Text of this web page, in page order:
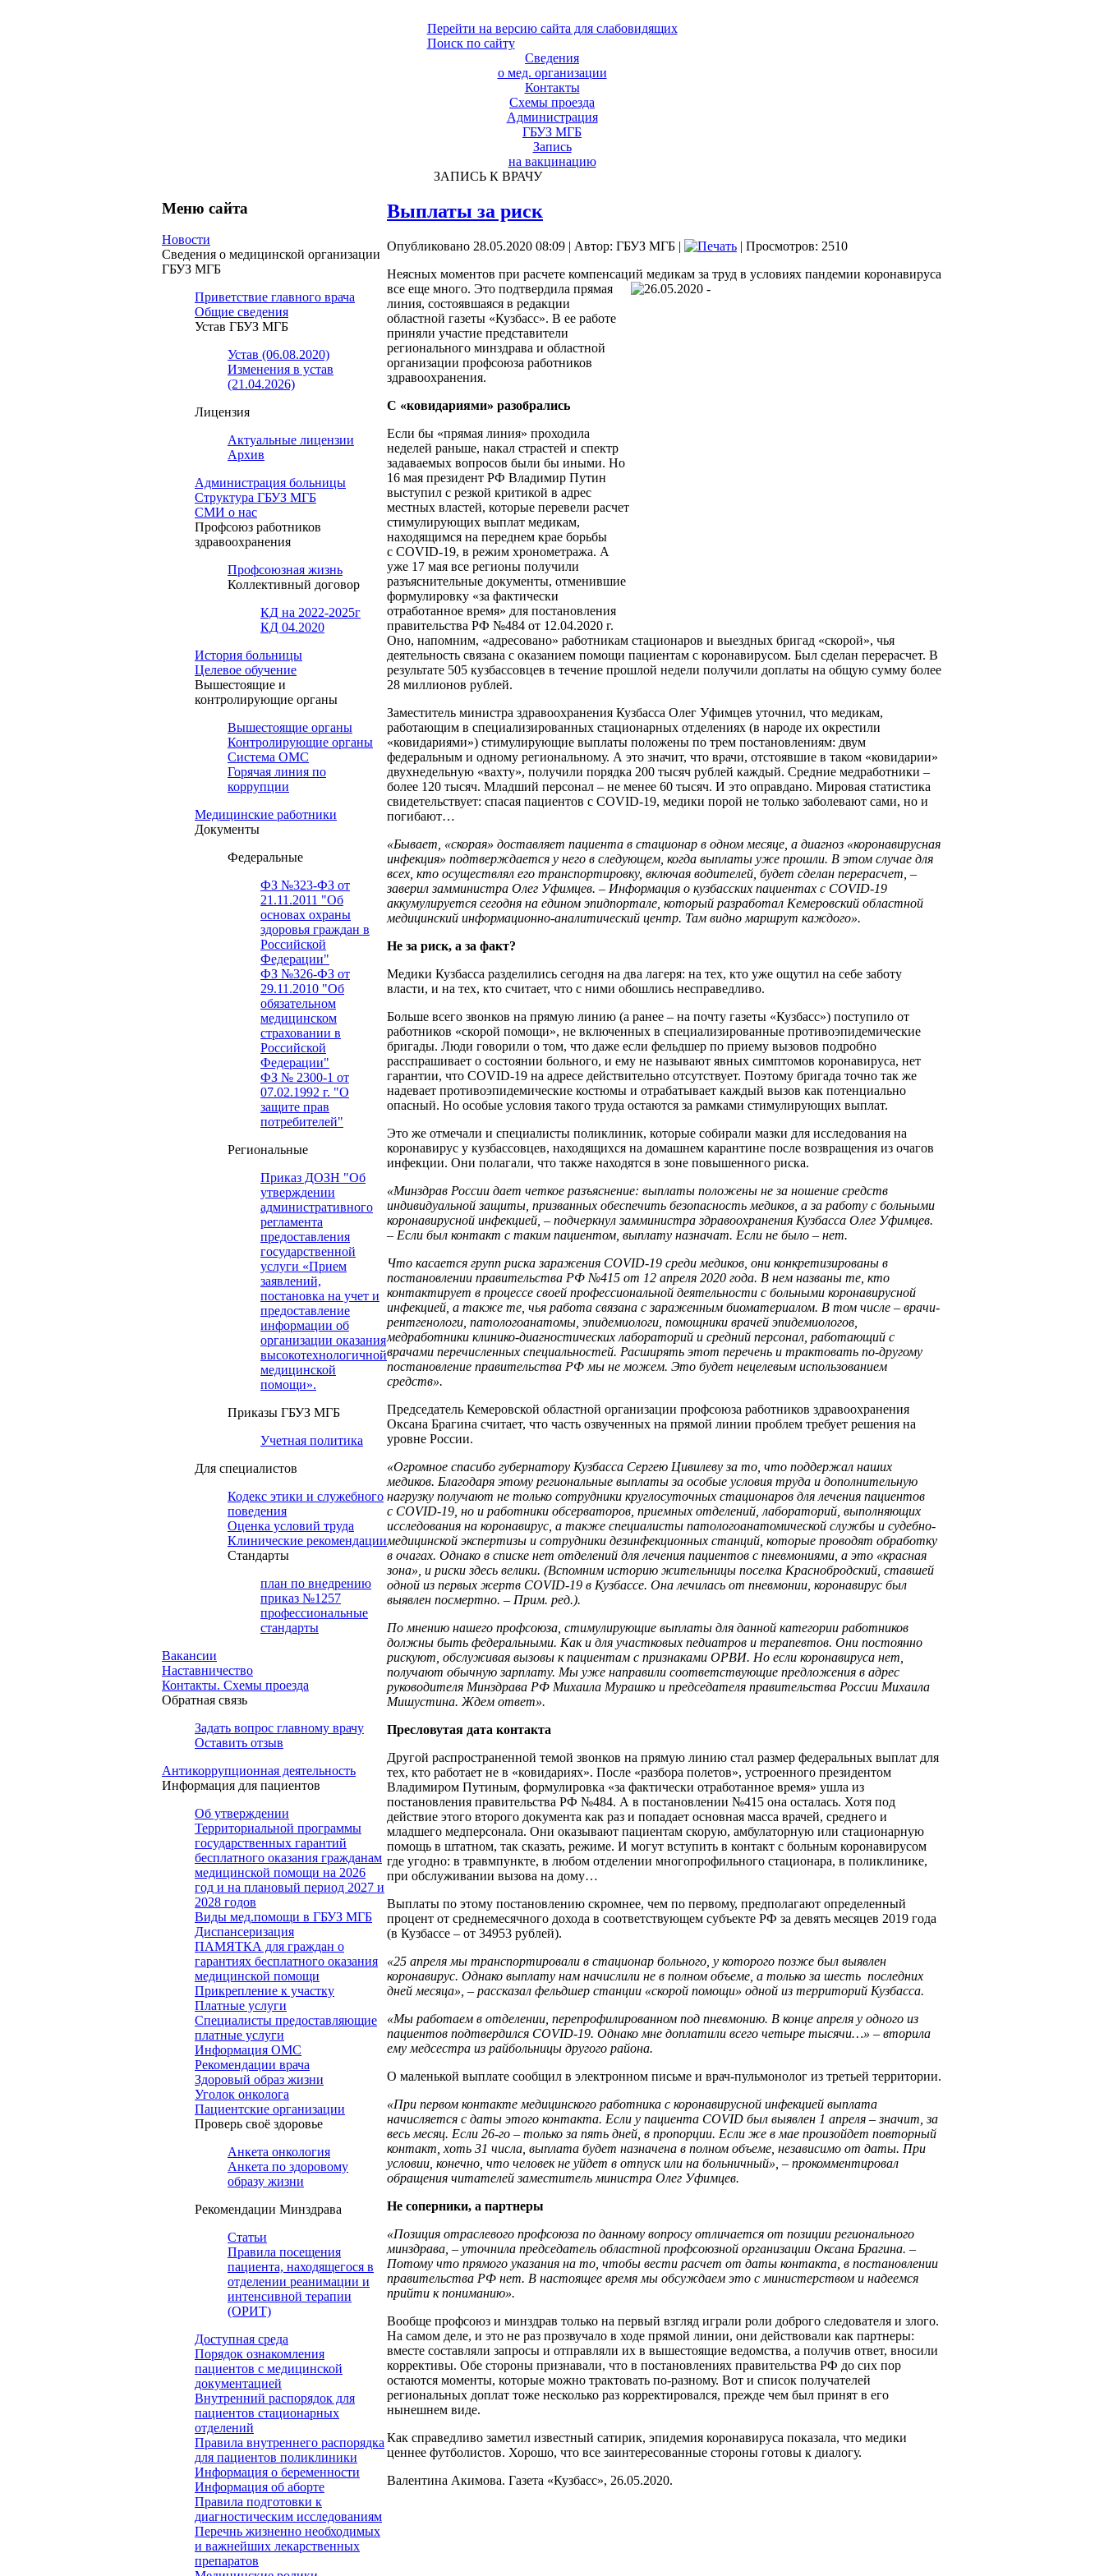
Перейти на версию сайта для слабовидящих
Поиск по сайту
Сведения
о мед. организации
Контакты
Схемы проезда
Администрация
ГБУЗ МГБ
Запись
на вакцинацию
ЗАПИСЬ К ВРАЧУ
Меню сайта
Новости
Сведения о медицинской организации
ГБУЗ МГБ
Приветствие главного врача
Общие сведения
Устав ГБУЗ МГБ
Устав (06.08.2020)
Изменения в устав
(21.04.2026)
Лицензия
Актуальные лицензии
Архив
Администрация больницы
Структура ГБУЗ МГБ
СМИ о нас
Профсоюз работников
здравоохранения
Профсоюзная жизнь
Коллективный договор
КД на 2022-2025г
КД 04.2020
История больницы
Целевое обучение
Вышестоящие и
контролирующие органы
Вышестоящие органы
Контролирующие органы
Система ОМС
Горячая линия по
коррупции
Медицинские работники
Документы
Федеральные
ФЗ №323-ФЗ от
21.11.2011 "Об
основах охраны
здоровья граждан в
Российской
Федерации"
ФЗ №326-ФЗ от
29.11.2010 "Об
обязательном
медицинском
страховании в
Российской
Федерации"
ФЗ № 2300-1 от
07.02.1992 г. "О
защите прав
потребителей"
Региональные
Приказ ДОЗН "Об
утверждении
административного
регламента
предоставления
государственной
услуги «Прием
заявлений,
постановка на учет и
предоставление
информации об
организации оказания
высокотехнологичной
медицинской
помощи».
Приказы ГБУЗ МГБ
Учетная политика
Для специалистов
Кодекс этики и служебного
поведения
Оценка условий труда
Клинические рекомендации
Cтандарты
план по внедрению
приказ №1257
профессиональные
стандарты
Вакансии
Наставничество
Контакты. Схемы проезда
Обратная связь
Задать вопрос главному врачу
Оставить отзыв
Антикоррупционная деятельность
Информация для пациентов
Об утверждении
Территориальной программы
государственных гарантий
бесплатного оказания гражданам
медицинской помощи на 2026
год и на плановый период 2027 и
2028 годов
Виды мед.помощи в ГБУЗ МГБ
Диспансеризация
ПАМЯТКА для граждан о
гарантиях бесплатного оказания
медицинской помощи
Прикрепление к участку
Платные услуги
Специалисты предоставляющие
платные услуги
Информация ОМС
Рекомендации врача
Здоровый образ жизни
Уголок онколога
Пациентские организации
Проверь своё здоровье
Анкета онкология
Анкета по здоровому
образу жизни
Рекомендации Минздрава
Статьи
Правила посещения
пациента, находящегося в
отделении реанимации и
интенсивной терапии
(ОРИТ)
Доступная среда
Порядок ознакомления
пациентов с медицинской
документацией
Внутренний распорядок для
пациентов стационарных
отделений
Правила внутреннего распорядка
для пациентов поликлиники
Информация о беременности
Информация об аборте
Правила подготовки к
диагностическим исследованиям
Перечнь жизненно необходимых
и важнейших лекарственных
препаратов
Выплаты за риск
Опубликовано 28.05.2020 08:09 | Автор: ГБУЗ МГБ |
| Просмотров: 2510
Неясных моментов при расчете компенсаций медикам за труд в условиях пандемии коронавируса
все еще много. Это подтвердила прямая
линия, состоявшаяся в редакции
областной газеты «Кузбасс». В ее работе
приняли участие представители
регионального минздрава и областной
организации профсоюза работников
здравоохранения.
С «ковидариями» разобрались
Если бы «прямая линия» проходила
неделей раньше, накал страстей и спектр
задаваемых вопросов были бы иными. Но
16 мая президент РФ Владимир Путин
выступил с резкой критикой в адрес
местных властей, которые перевели расчет
стимулирующих выплат медикам,
находящимся на переднем крае борьбы
с COVID-19, в режим хронометража. А
уже 17 мая все регионы получили
разъяснительные документы, отменившие
формулировку «за фактически
отработанное время» для постановления
правительства РФ №484 от 12.04.2020 г.
Оно, напомним, «адресовано» работникам стационаров и выездных бригад «скорой», чья
деятельность связана с оказанием помощи пациентам с коронавирусом. Был сделан перерасчет. В
результате 505 кузбассовцев в течение прошлой недели получили доплаты на общую сумму более
28 миллионов рублей.
Заместитель министра здравоохранения Кузбасса Олег Уфимцев уточнил, что медикам,
работающим в специализированных стационарных отделениях (в народе их окрестили
«ковидариями») стимулирующие выплаты положены по трем постановлениям: двум
федеральным и одному региональному. А это значит, что врачи, отстоявшие в таком «ковидарии»
двухнедельную «вахту», получили порядка 200 тысяч рублей каждый. Средние медработники –
более 120 тысяч. Младший персонал – не менее 60 тысяч. И это оправдано. Мировая статистика
свидетельствует: спасая пациентов с COVID-19, медики порой не только заболевают сами, но и
погибают…
«Бывает, «скорая» доставляет пациента в стационар в одном месяце, а диагноз «коронавирусная
инфекция» подтверждается у него в следующем, когда выплаты уже прошли. В этом случае для
всех, кто осуществлял его транспортировку, включая водителей, будет сделан перерасчет, –
заверил замминистра Олег Уфимцев. – Информация о кузбасских пациентах с COVID-19
аккумулируется сегодня на едином эпидпортале, который разработал Кемеровский областной
медицинский информационно-аналитический центр. Там видно маршрут каждого».
Не за риск, а за факт?
Медики Кузбасса разделились сегодня на два лагеря: на тех, кто уже ощутил на себе заботу
власти, и на тех, кто считает, что с ними обошлись несправедливо.
Больше всего звонков на прямую линию (а ранее – на почту газеты «Кузбасс») поступило от
работников «скорой помощи», не включенных в специализированные противоэпидемические
бригады. Люди говорили о том, что даже если фельдшер по приему вызовов подробно
расспрашивает о состоянии больного, и ему не называют явных симптомов коронавируса, нет
гарантии, что COVID-19 на адресе действительно отсутствует. Поэтому бригада точно так же
надевает противоэпидемические костюмы и отрабатывает каждый вызов как потенциально
опасный. Но особые условия такого труда остаются за рамками стимулирующих выплат.
Это же отмечали и специалисты поликлиник, которые собирали мазки для исследования на
коронавирус у кузбассовцев, находящихся на домашнем карантине после возвращения из очагов
инфекции. Они полагали, что также находятся в зоне повышенного риска.
«Минздрав России дает четкое разъяснение: выплаты положены не за ношение средств
индивидуальной защиты, призванных обеспечить безопасность медиков, а за работу с больными
коронавирусной инфекцией, – подчеркнул замминистра здравоохранения Кузбасса Олег Уфимцев.
– Если был контакт с таким пациентом, выплату назначат. Если не было – нет.
Что касается групп риска заражения COVID-19 среди медиков, они конкретизированы в
постановлении правительства РФ №415 от 12 апреля 2020 года. В нем названы те, кто
контактирует в процессе своей профессиональной деятельности с больными коронавирусной
инфекцией, а также те, чья работа связана с зараженным биоматериалом. В том числе – врачи-
рентгенологи, патологоанатомы, эпидемиологи, помощники врачей эпидемиологов,
медработники клинико-диагностических лабораторий и средний персонал, работающий с
врачами перечисленных специальностей. Расширять этот перечень и трактовать по-другому
постановление правительства РФ мы не можем. Это будет нецелевым использованием
средств».
Председатель Кемеровской областной организации профсоюза работников здравоохранения
Оксана Брагина считает, что часть озвученных на прямой линии проблем требует решения на
уровне России.
«Огромное спасибо губернатору Кузбасса Сергею Цивилеву за то, что поддержал наших
медиков. Благодаря этому региональные выплаты за особые условия труда и дополнительную
нагрузку получают не только сотрудники круглосуточных стационаров для лечения пациентов
с COVID-19, но и работники обсерваторов, приемных отделений, лабораторий, выполняющих
исследования на коронавирус, а также специалисты патологоанатомической службы и судебно-
медицинской экспертизы и сотрудники дезинфекционных станций, которые проводят обработку
в очагах. Однако в списке нет отделений для лечения пациентов с пневмониями, а это «красная
зона», и риски здесь велики. (Вспомним историю жительницы поселка Краснобродский, ставшей
одной из первых жертв COVID-19 в Кузбассе. Она лечилась от пневмонии, коронавирус был
выявлен посмертно. – Прим. ред.).
По мнению нашего профсоюза, стимулирующие выплаты для данной категории работников
должны быть федеральными. Как и для участковых педиатров и терапевтов. Они постоянно
рискуют, обслуживая вызовы к пациентам с признаками ОРВИ. Но если коронавируса нет,
получают обычную зарплату. Мы уже направили соответствующие предложения в адрес
руководителя Минздрава РФ Михаила Мурашко и председателя правительства России Михаила
Мишустина. Ждем ответ».
Пресловутая дата контакта
Другой распространенной темой звонков на прямую линию стал размер федеральных выплат для
тех, кто работает не в «ковидариях». После «разбора полетов», устроенного президентом
Владимиром Путиным, формулировка «за фактически отработанное время» ушла из
постановления правительства РФ №484. А в постановлении №415 она осталась. Хотя под
действие этого второго документа как раз и попадает основная масса врачей, среднего и
младшего медперсонала. Они оказывают пациентам скорую, амбулаторную или стационарную
помощь в штатном, так сказать, режиме. И могут вступить в контакт с больным коронавирусом
где угодно: в травмпункте, в любом отделении многопрофильного стационара, в поликлинике,
при обслуживании вызова на дому…
Выплаты по этому постановлению скромнее, чем по первому, предполагают определенный
процент от среднемесячного дохода в соответствующем субъекте РФ за девять месяцев 2019 года
(в Кузбассе – от 34953 рублей).
«25 апреля мы транспортировали в стационар больного, у которого позже был выявлен
коронавирус. Однако выплату нам начислили не в полном объеме, а только за шесть последних
дней месяца», – рассказал фельдшер станции «скорой помощи» одной из территорий Кузбасса.
«Мы работаем в отделении, перепрофилированном под пневмонию. В конце апреля у одного из
пациентов подтвердился COVID-19. Однако мне доплатили всего четыре тысячи…» – вторила
ему медсестра из райбольницы другого района.
О маленькой выплате сообщил в электронном письме и врач-пульмонолог из третьей территории.
«При первом контакте медицинского работника с коронавирусной инфекцией выплата
начисляется с даты этого контакта. Если у пациента COVID был выявлен 1 апреля – значит, за
весь месяц. Если 26-го – только за пять дней, в пропорции. Если же в мае произойдет повторный
контакт, хоть 31 числа, выплата будет назначена в полном объеме, независимо от даты. При
условии, конечно, что человек не уйдет в отпуск или на больничный», – прокомментировал
обращения читателей заместитель министра Олег Уфимцев.
Не соперники, а партнеры
«Позиция отраслевого профсоюза по данному вопросу отличается от позиции регионального
минздрава, – уточнила председатель областной профсоюзной организации Оксана Брагина. –
Потому что прямого указания на то, чтобы вести расчет от даты контакта, в постановлении
правительства РФ нет. В настоящее время мы обсуждаем это с министерством и надеемся
прийти к пониманию».
Вообще профсоюз и минздрав только на первый взгляд играли роли доброго следователя и злого.
На самом деле, и это не раз прозвучало в ходе прямой линии, они действовали как партнеры:
вместе составляли запросы и отправляли их в вышестоящие ведомства, а получив ответ, вносили
коррективы. Обе стороны признавали, что в постановлениях правительства РФ до сих пор
остаются моменты, которые можно трактовать по-разному. Вот и список получателей
региональных доплат тоже несколько раз корректировался, прежде чем был принят в его
нынешнем виде.
Как справедливо заметил известный сатирик, эпидемия коронавируса показала, что медики
ценнее футболистов. Хорошо, что все заинтересованные стороны готовы к диалогу.
Валентина Акимова. Газета «Кузбасс», 26.05.2020.